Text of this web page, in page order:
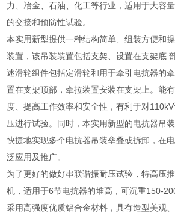
力、冶金、石油、化工等行业，适用于大容
的交接和预防性试验。
本实用新型提供一种结构简单、组装方便和
装置，该吊装装置包括支架、设置在支架底
述滑轮组件包括定滑轮和用于牵引电抗器的
置在支架顶部，牵拉装置安装在支架上。能
度、提高工作效率和安全性，有利于对
压进行试验。同时，本实用新型的电抗器吊
快捷地实现多个电抗器吊装垒叠或拆卸，在
泛应用及推广。
为了更好的做好串联谐振耐压试验，特高压
机，适用于6节电抗器的堆高，可沉重150-
采用高强度优质铝合金材料，具有造型美观